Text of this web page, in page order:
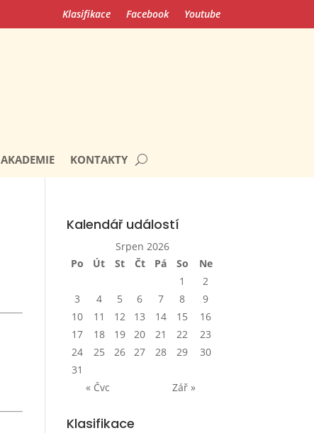
Klasifikace Facebook Youtube
AKADEMIE KONTAKTY
Kalendář událostí
Srpen 2026
Po
Út St Čt Pá So
Ne
1
2
3
4 5 6 7 8
9
10
11 12 13 14 15
16
17
18 19 20 21 22
23
24
25 26 27 28 29
30
31
« Čvc
Zář »
Klasifikace